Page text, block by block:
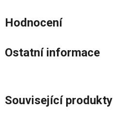
Hodnocení
Ostatní informace
Související produkty